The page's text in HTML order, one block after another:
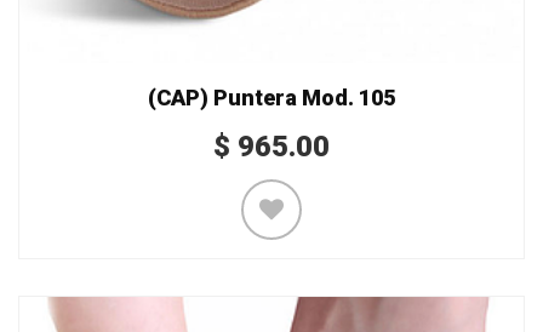
(CAP) Puntera Mod. 105
$ 965.00